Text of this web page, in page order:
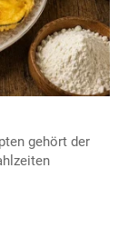
gehört der